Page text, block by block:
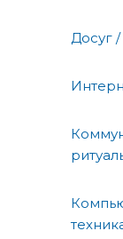
Досуг